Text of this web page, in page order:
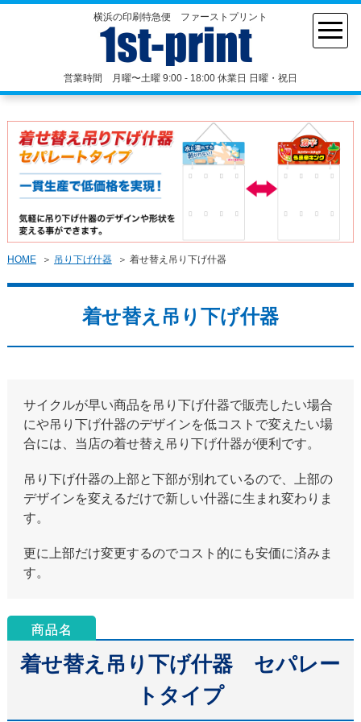
横浜の印刷特急便 ファーストプリント
営業時間 月曜〜土曜 9:00 - 18:00 休業日 日曜・祝日
HOME 吊り下げ什器 着せ替え吊り下げ什器
着せ替え吊り下げ什器
サイクルが早い商品を吊り下げ什器で販売したい場合
にや吊り下げ什器のデザインを低コストで変えたい場
合には、当店の着せ替え吊り下げ什器が便利です。
吊り下げ什器の上部と下部が別れているので、上部の
デザインを変えるだけで新しい什器に生まれ変わりま
す。
更に上部だけ変更するのでコスト的にも安価に済みま
す。
着せ替え吊り下げ什器 セパレー
トタイプ